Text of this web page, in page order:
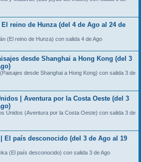
reino de Hunza (del 4 de Ago al 24 de
(El reino de Hunza) con salida 4 de Ago
desde Shanghai a Hong Kong (del 3
desde Shanghai a Hong Kong) con salida 3 de
| Aventura por la Costa Oeste (del 3
Unidos (Aventura por la Costa Oeste) con salida 3 de
El país desconocido (del 3 de Ago al 19
(El país desconocido) con salida 3 de Ago